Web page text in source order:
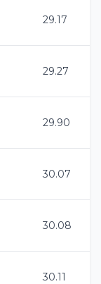
29.17
29.27
29.90
30.07
30.08
30.11